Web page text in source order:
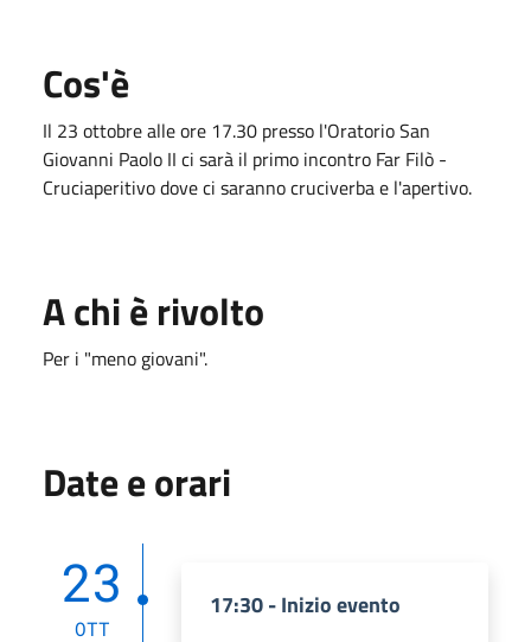
Cos'è
Il 23 ottobre alle ore 17.30 presso l'Oratorio San
Giovanni Paolo II ci sarà il primo incontro Far Filò -
Cruciaperitivo dove ci saranno cruciverba e l'apertivo.
A chi è rivolto
Per i "meno giovani".
Date e orari
23
OTT
17:30 - Inizio evento